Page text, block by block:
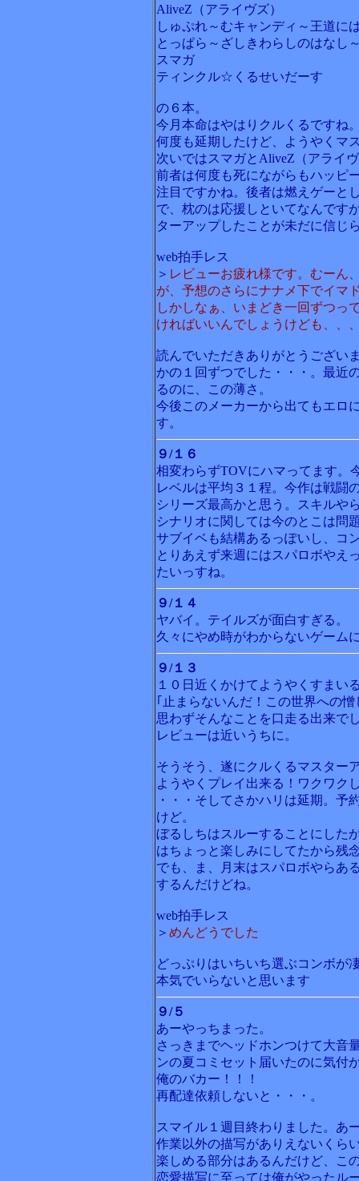
AliveZ（アライヴズ）
しゅぷれ～むキャンディ～王道に
とっぱら～ざしきわらしのはなし
スマガ
ティンクル☆くるせいだーす
の６本。
今月本命はやはりクルくるですね
何度も延期したけど、ようやくマ
次いではスマガとAliveZ（アライ
前者は何度も死にながらもハッピ
注目ですかね。後者は燃えゲーと
で、枕のは応援しといてなんです
ターアップしたことが未だに信じ
web拍手レス
＞ レビューお疲れ様です。むー
が、予想のさらにナナメ下でイマ
しかしなぁ、いまどき一回ずつ
ければいいんでしょうけども、、
読んでいただきありがとうござい
かの１回ずつでした・・・。最近
るのに、この薄さ。
今後このメーカーから出てもエロ
す。
９/１６
相変わらずTOVにハマってます。
レベルは平均３１程。今作は戦闘
シリーズ最高かと思う。スキルや
シナリオに関しては今のとこは問
サブイベも結構あるっぽいし、コ
とりあえず来週にはスパロボやえ
たいっすね。
９/１４
ヤバイ。テイルズが面白すぎる。
久々にやめ時がわからないゲーム
９/１３
１０日近くかけてようやくすまい
｢止まらないんだ！この世界への憎
思わずそんなことを口走る出来で
レビューは近いうちに。
そうそう、遂にクルくるマスター
ようやくプレイ出来る！ワクワク
・・・そしてさかハリは延期。予
けど。
ぼるしちはスルーすることにした
はちょっと楽しみにしてたから残
でも、ま、月末はスパロボやらあ
するんだけどね。
web拍手レス
＞ めんどうでした
どっぷりはいちいち選ぶコンボが
本気でいらないと思います
９/５
あーやっちまった。
さっきまでヘッドホンつけて大音
ンの夏コミセット届いたのに気付
俺のバカー！！！
再配達依頼しないと・・・。
スマイル１週目終わりました。あ
作業以外の描写がありえないくら
楽しめる部分はあるんだけど、こ
恋愛描写に至っては俺がやったル